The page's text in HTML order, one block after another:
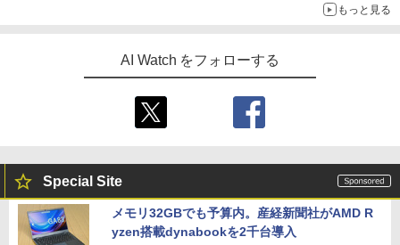
もっと見る
AI Watch をフォローする
Special Site
メモリ32GBでも予算内。産経新聞社がAMD R
yzen搭載dynabookを2千台導入